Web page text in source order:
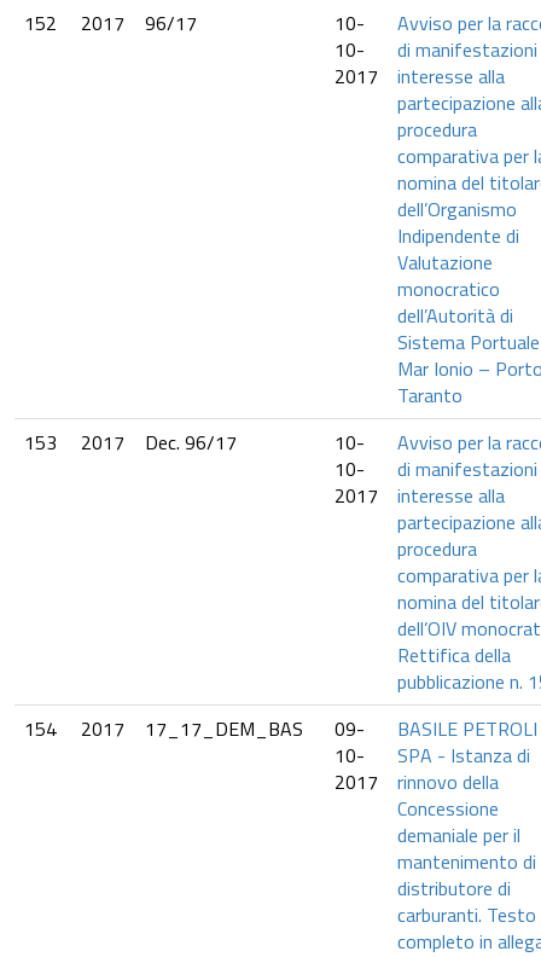
152
2017 96/17
10-
10-
2017
Avviso per la
di manifestazioni
interesse alla
partecipazione
procedura
comparativa per
nomina del
dell’Organismo
Indipendente di
Valutazione
monocratico
dell’Autorità di
Sistema
Mar Ionio –
Taranto
153
2017 Dec. 96/17
10-
10-
2017
Avviso per la
di manifestazioni
interesse alla
partecipazione
procedura
comparativa per
nomina del
dell’OIV
Rettifica della
pubblicazione n.
154
2017 17_17_DEM_BAS
09-
10-
2017
BASILE PETROLI
SPA - Istanza di
rinnovo della
Concessione
demaniale per il
mantenimento di
distributore di
carburanti. Testo
completo in